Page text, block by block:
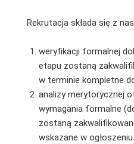
Rekrutacja składa się z
weryfikacji formalnej
etapu zostaną
w terminie kompletne
analizy merytorycznej
wymagania formalne
zostaną
wskazane w